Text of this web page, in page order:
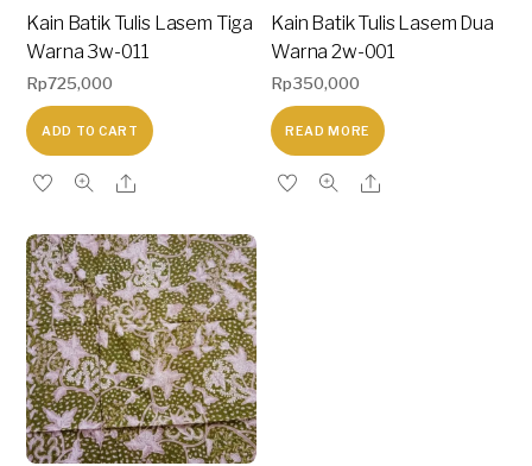
Kain Batik Tulis Lasem Tiga
Warna 3w-011
Rp725,000
ADD TO CART
Kain Batik Tulis Lasem Dua
Warna 2w-001
Rp350,000
READ MORE